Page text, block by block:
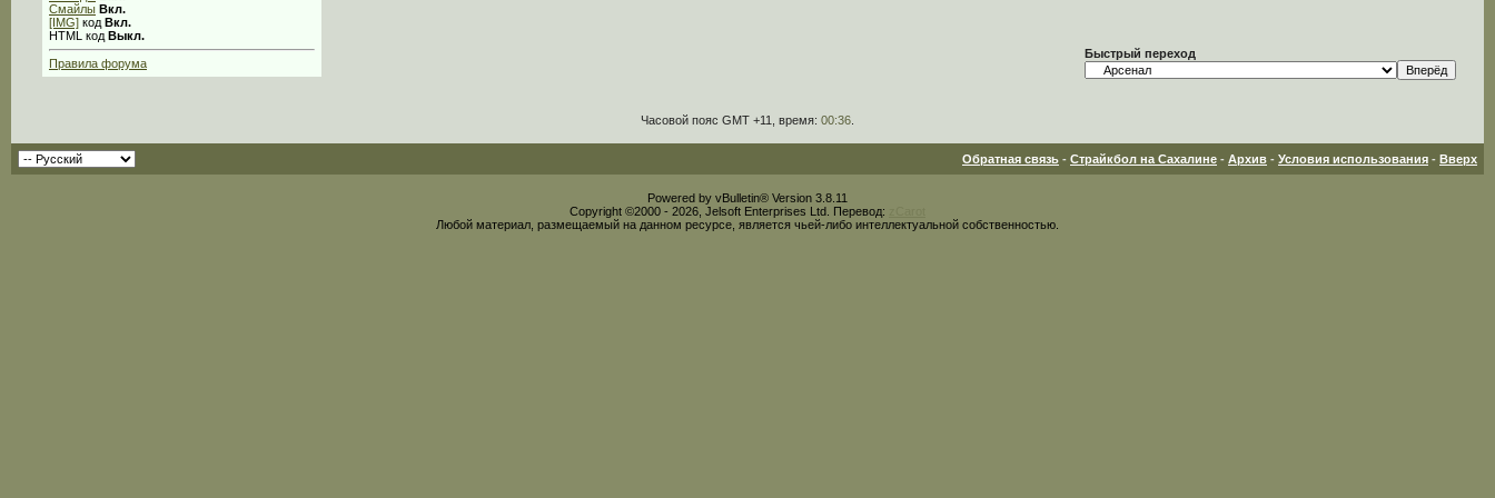
Смайлы Вкл.
[IMG] код Вкл.
HTML код Выкл.
Правила форума
Быстрый переход
Часовой пояс GMT +11, время: 00:36
Обратная связь - Страйкбол на Сахалине - Архив - Условия использования - Вверх
Powered by vBulletin® Version 3.8.11
Copyright ©2000 - 2026, Jelsoft Enterprises Ltd. Перевод:
Любой материал, размещаемый на данном ресурсе, является чьей-либо интеллектуальной собственностью.